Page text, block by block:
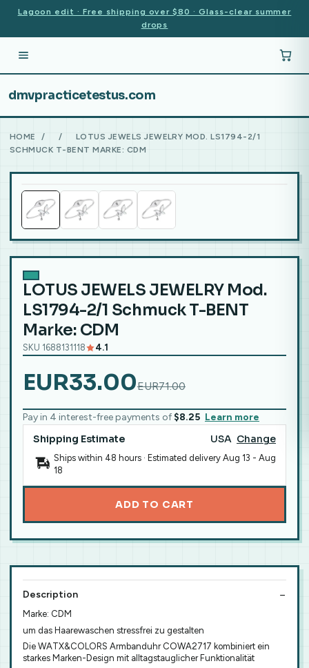
Lagoon edit · Free shipping over $80 · Glass-clear summer
drops
dmvpracticetestus.com
HOME / /
LOTUS JEWELS JEWELRY MOD. LS1794-2/1
SCHMUCK T-BENT MARKE: CDM
LOTUS JEWELS JEWELRY Mod.
LS1794-2/1 Schmuck T-BENT
Marke: CDM
SKU 1688131118 4.1
EUR33.00EUR71.00
Pay in 4 interest-free payments of $8.25 Learn more
Shipping Estimate USA Change
Ships within 48 hours · Estimated delivery Aug 13 - Aug
18
ADD TO CART
Description
Marke: CDM
um das Haarewaschen stressfrei zu gestalten
Die WATX&COLORS Armbanduhr COWA2717 kombiniert ein
starkes Marken-Design mit alltagstauglicher Funktionalität